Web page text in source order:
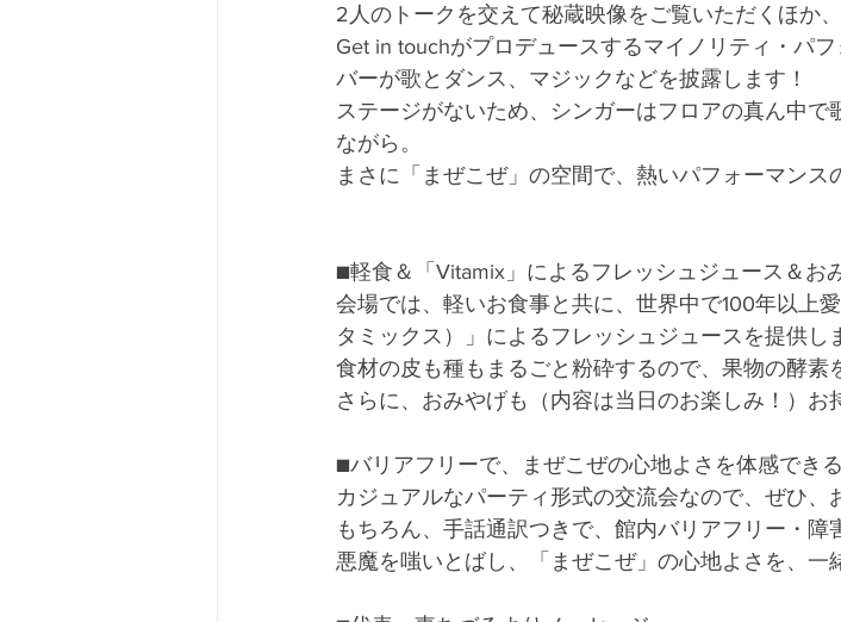
2人のトークを交えて秘蔵映像をご覧いただくほか、
Get in touchがプロデュースするマイノリティ・パ
バーが歌とダンス、マジックなどを披露します！
ステージがないため、シンガーはフロアの真ん中
ながら。
まさに「まぜこぜ」の空間で、熱いパフォーマンス
■軽食＆「Vitamix」によるフレッシュジュース＆お
会場では、軽いお食事と共に、世界中で100年以上
タミックス）」によるフレッシュジュースを提供し
食材の皮も種もまるごと粉砕するので、果物の酵素
さらに、おみやげも（内容は当日のお楽しみ！）お
■バリアフリーで、まぜこぜの心地よさを体感でき
カジュアルなパーティ形式の交流会なので、ぜひ、
もちろん、手話通訳つきで、館内バリアフリー・障
悪魔を嗤いとばし、「まぜこぜ」の心地よさを、一